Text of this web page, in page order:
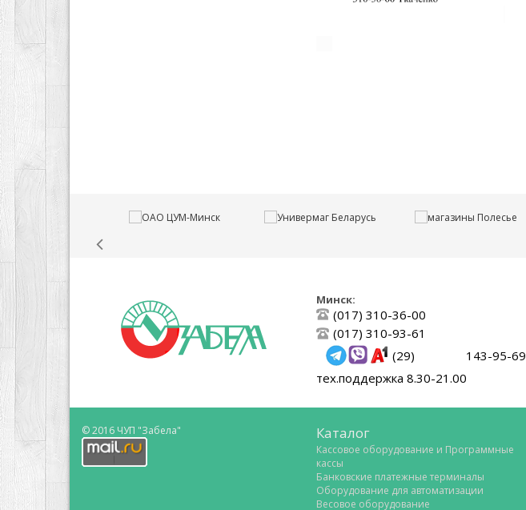
Минск:
(017) 310-36-00
(017) 310-93-61
(29) 143-95-69
тех.поддержка 8.30-21.00
© 2016 ЧУП "Забела" Каталог
Кассовое оборудование и Программные
кассы
Банковские платежные терминалы
Оборудование для автоматизации
Весовое оборудование